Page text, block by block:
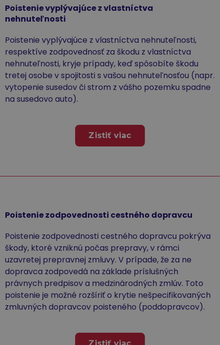
Poistenie vyplývajúce z vlastníctva
nehnuteľnosti
Poistenie vyplývajúce z vlastníctva nehnuteľnosti,
respektíve zodpovednosť za škodu z vlastníctva
nehnuteľnosti, kryje prípady, keď spôsobíte škodu
tretej osobe v spojitosti s vašou nehnuteľnosťou (napr.
vytopenie susedov či strom z vášho pozemku spadne
na susedovo auto).
Zistiť viac
Poistenie zodpovednosti cestného dopravcu
Poistenie zodpovednosti cestného dopravcu pokrýva
škody, ktoré vzniknú počas prepravy, v rámci
uzavretej prepravnej zmluvy. V prípade, že za ne
dopravca zodpovedá na základe príslušných
právnych predpisov a medzinárodných zmlúv. Toto
poistenie je možné rozšíriť o krytie nešpecifikovaných
zmluvných dopravcov poisteného (poddopravcov).